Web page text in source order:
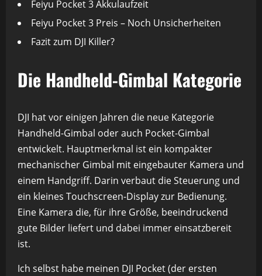
Feiyu Pocket 3 Akkulaufzeit
Feiyu Pocket 3 Preis – Noch Unsicherheiten
Fazit zum DJI Killer?
Die Handheld-Gimbal Kategorie
DJI hat vor einigen Jahren die neue Kategorie
Handheld-Gimbal oder auch Pocket-Gimbal
entwickelt. Hauptmerkmal ist ein kompakter
mechanischer Gimbal mit eingebauter Kamera und
einem Handgriff. Darin verbaut die Steuerung und
ein kleines Touchscreen-Display zur Bedienung.
Eine Kamera die, für ihre Größe, beeindruckend
gute Bilder liefert und dabei immer einsatzbereit
ist.
Ich selbst habe meinen DJI Pocket (der ersten